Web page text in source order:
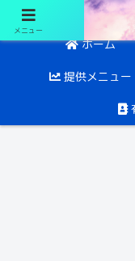
日経オプ
ホーム
提供メニュー
メニュー